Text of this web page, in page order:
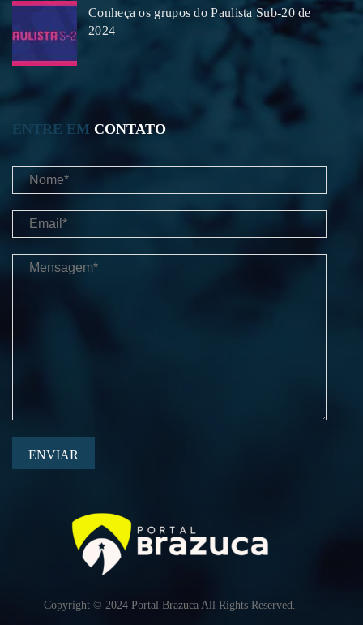
Conheça os grupos do Paulista Sub-20 de
2024
ENTRE EM CONTATO
ENVIAR
Copyright © 2024 Portal Brazuca All Rights Reserved.